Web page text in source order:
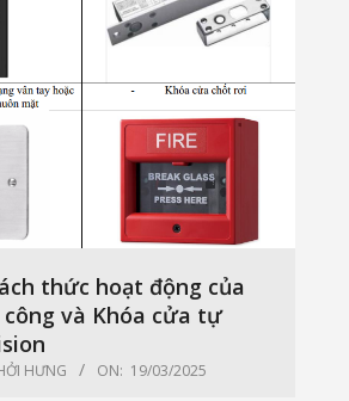
thức hoạt động của
công và Khóa cửa tự
HƯNG ON: 19/03/2025